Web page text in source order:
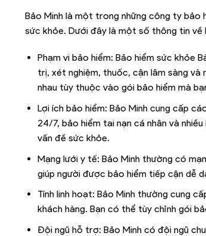
Bảo Minh là một trong những công ty bảo
sức khỏe. Dưới đây là một số thông tin về
Phạm vi bảo hiểm: Bảo hiểm sức khỏe
trị, xét nghiệm, thuốc, cận lâm sàng và
nhau tùy thuộc vào gói bảo hiểm mà
Lợi ích bảo hiểm: Bảo Minh cung cấp
24/7, bảo hiểm tai nạn cá nhân và
vấn đề sức khỏe.
Mạng lưới y tế: Bảo Minh thường có
giúp người được bảo hiểm tiếp cận dễ
Tính linh hoạt: Bảo Minh thường cung
khách hàng. Bạn có thể tùy chỉnh gói
Đội ngũ hỗ trợ: Bảo Minh có đội ngũ